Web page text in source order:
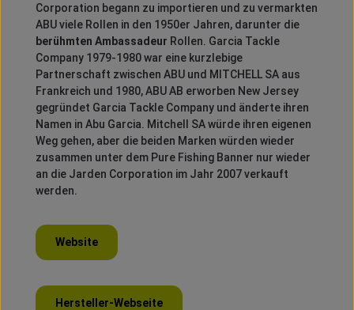
Corporation begann zu importieren und zu vermarkten
ABU viele Rollen in den 1950er Jahren, darunter die
berühmten Ambassadeur Rollen. Garcia Tackle
Company 1979-1980 war eine kurzlebige
Partnerschaft zwischen ABU und MITCHELL SA aus
Frankreich und 1980, ABU AB erworben New Jersey
gegründet Garcia Tackle Company und änderte ihren
Namen in Abu Garcia. Mitchell SA würde ihren eigenen
Weg gehen, aber die beiden Marken würden wieder
zusammen unter dem Pure Fishing Banner nur wieder
an die Jarden Corporation im Jahr 2007 verkauft
werden.
Website
Hersteller-Webseite